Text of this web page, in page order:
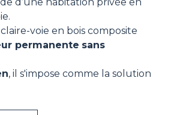
voie en bois composite
permanente sans
, il s'impose comme la solution